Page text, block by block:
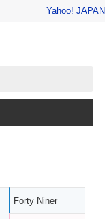
Yahoo! JAPAN
Forty Niner